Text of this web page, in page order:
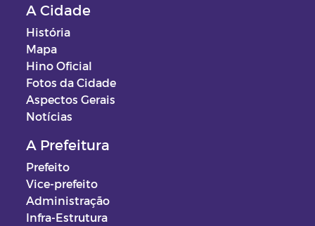
A Cidade
História
Mapa
Hino Oficial
Fotos da Cidade
Aspectos Gerais
Notícias
A Prefeitura
Prefeito
Vice-prefeito
Administração
Infra-Estrutura